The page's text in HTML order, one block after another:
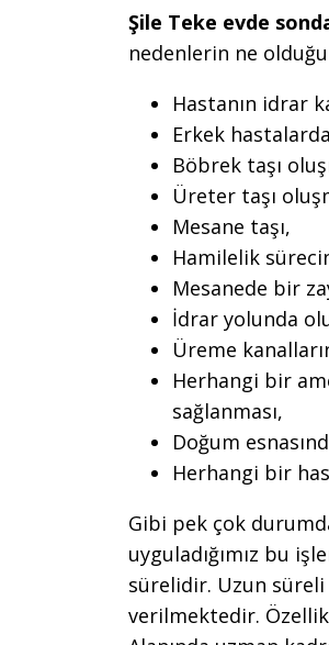
Şile Teke evde
nedenlerin ne
Hastanın idrar
Erkek
Böbrek taşı
Üreter taşı
Mesane taşı,
Hamilelik
Mesanede bir
İdrar yolunda
Üreme
Herhangi bir
sağlanması,
Doğum
Herhangi bir
Gibi pek çok
uyguladığımız bu
sürelidir. Uzun süreli
verilmektedir.